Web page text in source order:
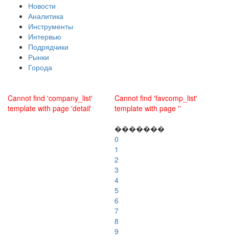
Новости
Аналитика
Инструменты
Интервью
Подрядчики
Рынки
Города
Cannot find 'company_list'
template with page 'detail'
Cannot find 'favcomp_list'
template with page ''
�������
0
1
2
3
4
5
6
7
8
9